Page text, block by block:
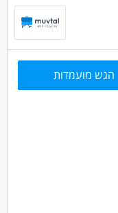
הגש מועמדות